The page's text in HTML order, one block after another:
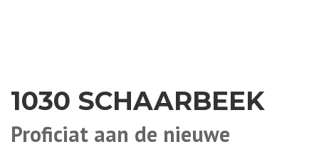
1030 SCHAARBEEK
Proficiat aan de nieuwe